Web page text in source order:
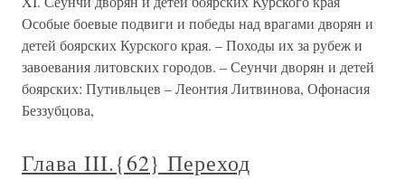
Особые боевые подвиги и победы над врагами дворян и
детей боярских Курского края. – Походы их за рубеж и
завоевания литовских городов. – Сеунчи дворян и детей
боярских: Путивльцев – Леонтия Литвинова, Офонасия
Беззубцова,
Глава III.{62} Переход